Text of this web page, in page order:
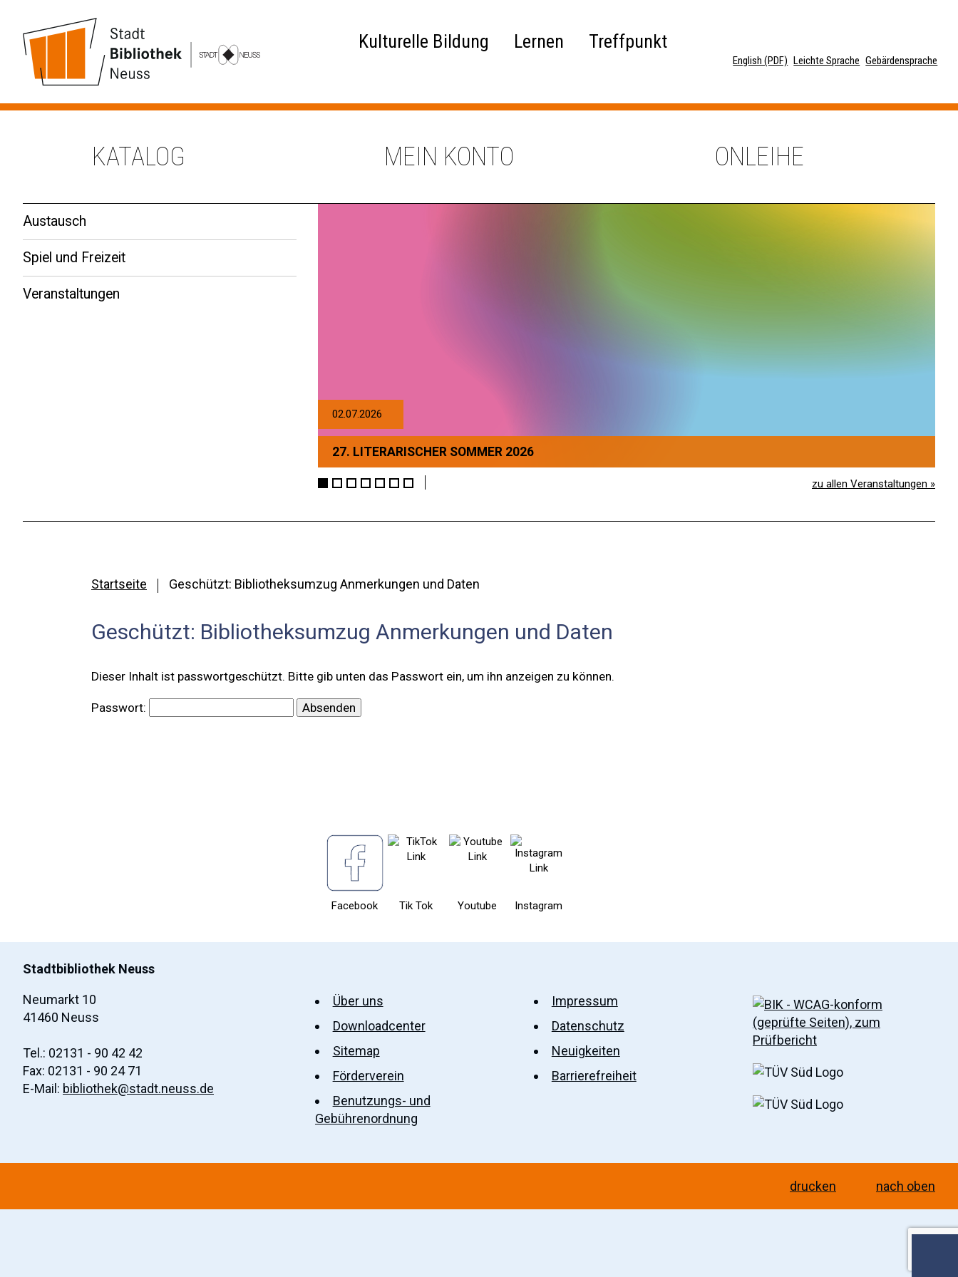
Kulturelle Bildung Lernen Treffpunkt
English (PDF) Leichte Sprache Gebärdensprache
KATALOG MEIN KONTO ONLEIHE
Austausch
Spiel und Freizeit
Veranstaltungen
02.07.2026
27. LITERARISCHER SOMMER 2026
zu allen Veranstaltungen »
Startseite Geschützt: Bibliotheksumzug Anmerkungen und Daten
Geschützt: Bibliotheksumzug Anmerkungen und Daten
Dieser Inhalt ist passwortgeschützt. Bitte gib unten das Passwort ein, um ihn anzeigen zu können.
Passwort:
Facebook Tik Tok Youtube Instagram
Stadtbibliothek Neuss
Neumarkt 10
41460 Neuss
Tel.: 02131 - 90 42 42
Fax: 02131 - 90 24 71
E-Mail: bibliothek@stadt.neuss.de
Über uns
Downloadcenter
Sitemap
Förderverein
Benutzungs- und
Gebührenordnung
Impressum
Datenschutz
Neuigkeiten
Barrierefreiheit
drucken nach oben